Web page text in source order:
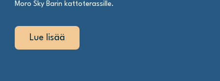
Moro Sky Barin kattoterassille.
Lue lisää